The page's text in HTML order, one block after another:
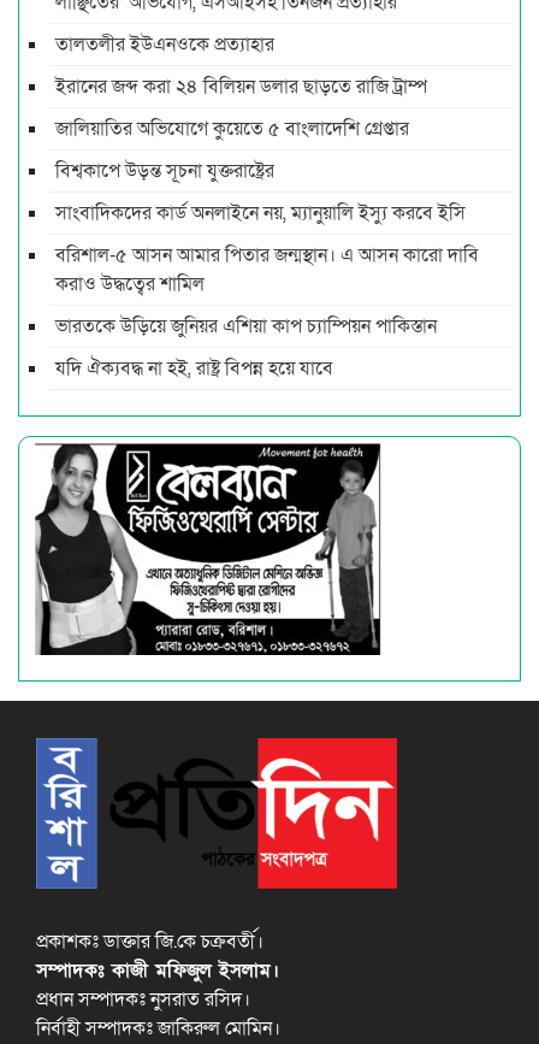
তালতলীর ইউএনওকে প্রত্যাহার
ইরানের জব্দ করা ২৪ বিলিয়ন ডলার ছাড়তে রাজি ট্রাম্প
জালিয়াতির অভিযোগে কুয়েতে ৫ বাংলাদেশি গ্রেপ্তার
বিশ্বকাপে উড়ন্ত সূচনা যুক্তরাষ্ট্রের
সাংবাদিকদের কার্ড অনলাইনে নয়, ম্যানুয়ালি ইস্যু করবে ইসি
বরিশাল-৫ আসন আমার পিতার জন্মস্থান। এ আসন কারো দাবি
করাও উদ্ধত্বের শামিল
ভারতকে উড়িয়ে জুনিয়র এশিয়া কাপ চ্যাম্পিয়ন পাকিস্তান
যদি ঐক্যবদ্ধ না হই, রাষ্ট্র বিপন্ন হয়ে যাবে
প্রকাশকঃ ডাক্তার জি.কে চক্রবর্তী।
সম্পাদকঃ কাজী মফিজুল ইসলাম।
প্রধান সম্পাদকঃ নুসরাত রসিদ।
নির্বাহী সম্পাদকঃ জাকিরুল মোমিন।